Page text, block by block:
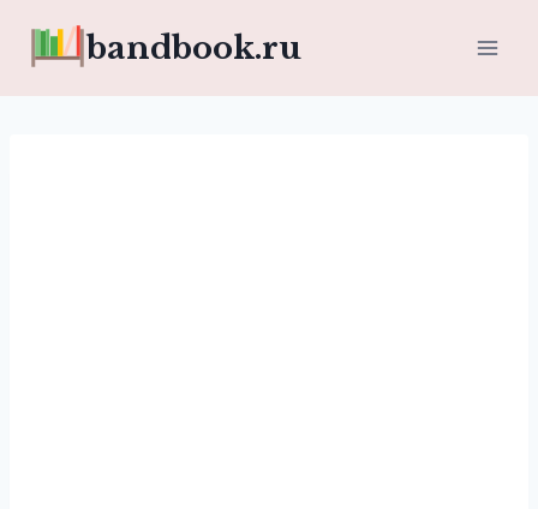
bandbook.ru